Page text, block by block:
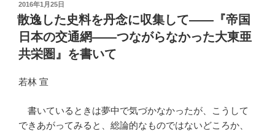
投
稿
日:
2016年1月25日
散逸した史料を丹念に収集して――『帝国
日本の交通網――つながらなかった大東亜
共栄圏』を書いて
若林 宣
書いているときは夢中で気づかなかったが、こうして
できあがってみると、総論的なものではないどころか、